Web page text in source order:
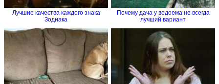
Лучшие качества каждого знака
Зодиака
Почему дача у водоема не всегда
лучший вариант